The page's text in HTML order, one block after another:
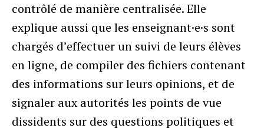
contrôlé de manière centralisée. Elle
explique aussi que les enseignant·e·s sont
chargés d’effectuer un suivi de leurs élèves
en ligne, de compiler des fichiers contenant
des informations sur leurs opinions, et de
signaler aux autorités les points de vue
dissidents sur des questions politiques et